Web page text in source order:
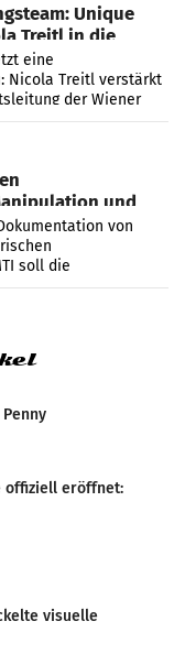
Unique
Treitl in die
eine
Nicola Treitl verstärkt
der Wiener
von Josef Kalina und
und
von
soll die
Manipulation und
offiziell eröffnet:
visuelle